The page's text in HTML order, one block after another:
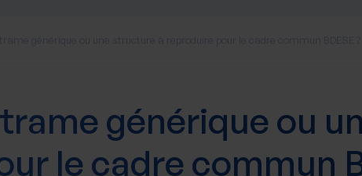
générique ou
le cadre commun